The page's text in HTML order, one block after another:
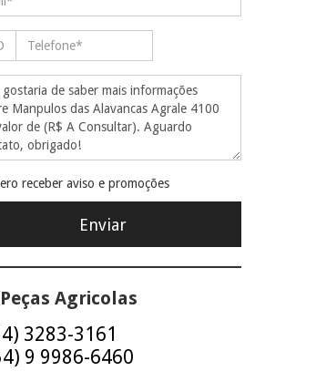
receber aviso e promoções
Agricolas
3283-3161
9 9986-6460